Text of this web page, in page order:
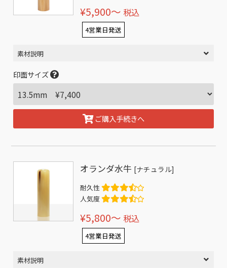
¥5,900〜 税込
4営業日発送
素材説明
印面サイズ
ご購入手続きへ
オランダ水牛 [ナチュラル]
耐久性
人気度
¥5,800〜 税込
4営業日発送
素材説明